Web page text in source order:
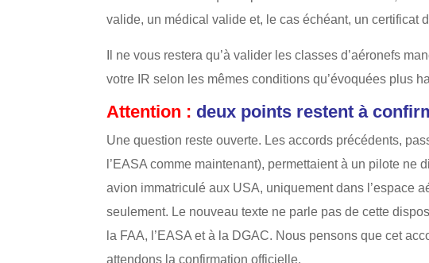
valide, un médical valide et, le cas échéant, un certificat
Il ne vous restera qu’à valider les classes d’aéronefs
votre IR selon les mêmes conditions qu’évoquées plus
Attention : deux points restent à
Une question reste ouverte. Les accords précédents,
l’EASA comme maintenant), permettaient à un pilote
avion immatriculé aux USA, uniquement dans l’espace
seulement. Le nouveau texte ne parle pas de cette
la FAA, l’EASA et à la DGAC. Nous pensons que cet
attendons la confirmation officielle.